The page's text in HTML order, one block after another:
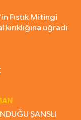
Fıstık Mitingi
uğradı
ŞANSLI